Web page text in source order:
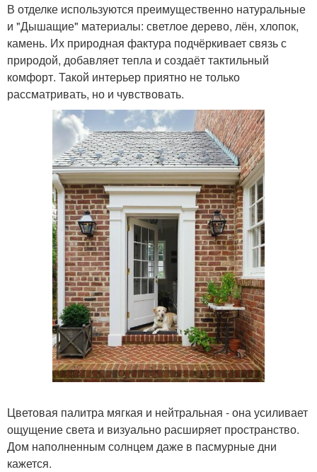
В отделке используются преимущественно натуральные
и "Дышащие" материалы: светлое дерево, лён, хлопок,
камень. Их природная фактура подчёркивает связь с
природой, добавляет тепла и создаёт тактильный
комфорт. Такой интерьер приятно не только
рассматривать, но и чувствовать.
Цветовая палитра мягкая и нейтральная - она усиливает
ощущение света и визуально расширяет пространство.
Дом наполненным солнцем даже в пасмурные дни
кажется.